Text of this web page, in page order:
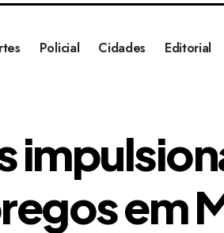
Policial Cidades Editorial
em